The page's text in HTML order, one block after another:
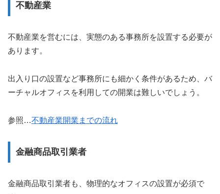
不動産業
不動産業を営むには、実態のある事務所を設置する必要が
あります。
出入り口の設置など事務所にも細かく条件があるため、バ
ーチャルオフィスを利用しての開業は難しいでしょう。
参照…不動産業開業までの流れ
金融商品取引業者
金融商品取引業者も、物理的なオフィスの設置が必須で